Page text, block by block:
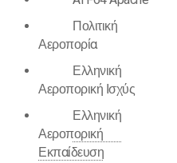
Πολιτική
Αεροπορία
Ελληνική
Αεροπορική Ισχύς
Ελληνική
Αεροπορική
Εκπαίδευση